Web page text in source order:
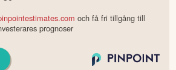
och få fri tillgång till
prognoser